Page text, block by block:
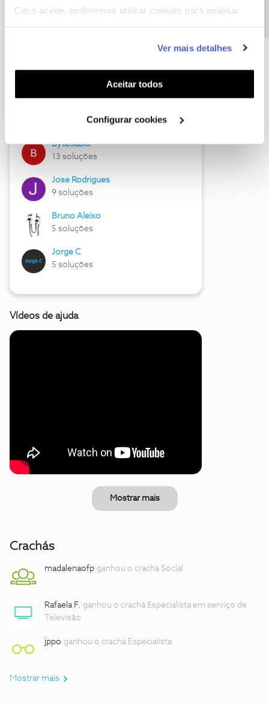
Caso aceite, poderemos utilizar cookies para analisar
funcionalidades (cookies de personalização e
funcionalidade) e adaptar anúncios aos seus interesses
(cookies de publicidade personalizada). Pode gerir a
utilização dos cookies clicando em "Configurar
Ver mais detalhes
Aceitar todos
Configurar cookies
Hall of Fame de julho
17 soluções
ByteSábio
13 soluções
Jose Rodrigues
9 soluções
Bruno Aleixo
5 soluções
Jorge C
5 soluções
Vídeos de ajuda
Mostrar mais
Crachás
madalenaofp ganhou o crachá Social
Rafaela F. ganhou o crachá Especialista em serviço de
Televisão
jppo ganhou o crachá Especialista
Mostrar mais